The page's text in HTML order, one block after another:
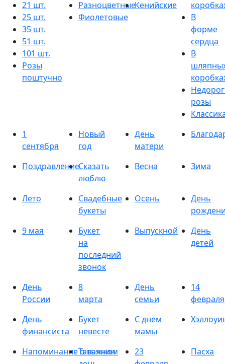
21 шт.
25 шт.
35 шт.
51 шт.
101 шт.
Розы
поштучно
Разноцветные
Фиолетовые
Кенийские
В
форме
сердца
В
розы
1
сентября
Новый
год
День
матери
ПоздравлениеСказать
люблю
Весна Зима
Лето
Свадебные
букеты
Осень
День
9 мая
Букет
на
последний
звонок
Выпускной
День
детей
День
России
8
марта
День
семьи
14
февраля
День
финансиста
Букет
невесте
С днем
мамы
Напоминание о важном
Татьянин
23
Пасха